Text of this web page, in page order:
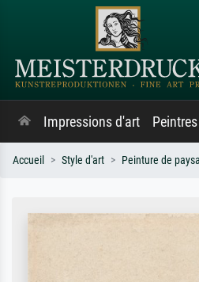
Impressions d'art Peintres
Accueil Style d'art Peinture de